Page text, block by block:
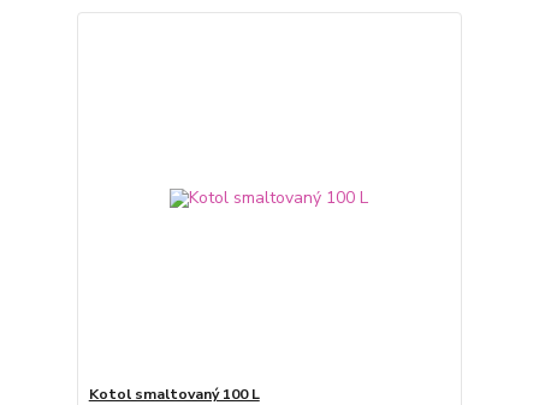
Kotol smaltovaný 100 L